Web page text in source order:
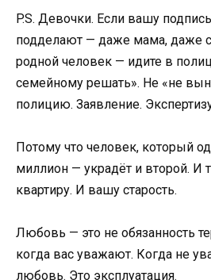
P.S. Девочки. Если вашу
подделают — даже мама, даже
родной человек — идите в
семейному решать». Не «не
полицию. Заявление.
Потому что человек, который
миллион — украдёт и второй. И
квартиру. И вашу старость.
Любовь — это не обязанность
когда вас уважают. Когда не
любовь. Это эксплуатация.